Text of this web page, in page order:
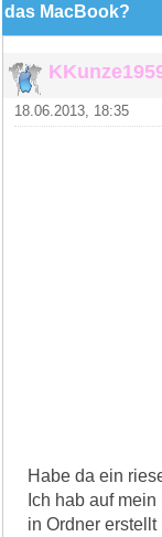
das MacBook?
18.06.2013, 18:35
Habe da ein
Ich hab auf
in Ordner